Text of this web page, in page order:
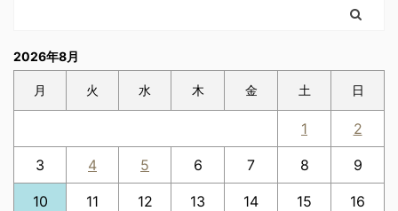
2026年8月
月 火 水 木 金 土 日
1 2
3 4 5 6 7 8 9
10 11 12 13 14 15 16